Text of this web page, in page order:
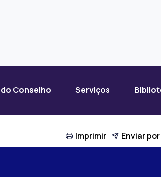
Conselho Serviços
Imprimir Enviar